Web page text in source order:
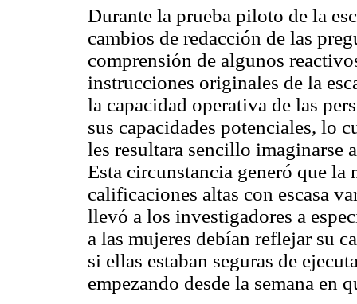
Durante la prueba piloto de la
cambios de redacción de las
comprensión de algunos
instrucciones originales de la
la capacidad operativa de las
sus capacidades potenciales, lo
les resultara sencillo imaginarse
Esta circunstancia generó que la
calificaciones altas con escasa
llevó a los investigadores a
a las mujeres debían reflejar su
si ellas estaban seguras de
empezando desde la semana en